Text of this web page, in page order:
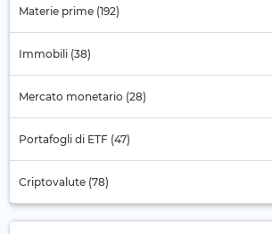
Materie prime (192)
Immobili (38)
Mercato monetario (28)
Portafogli di ETF (47)
Criptovalute (78)